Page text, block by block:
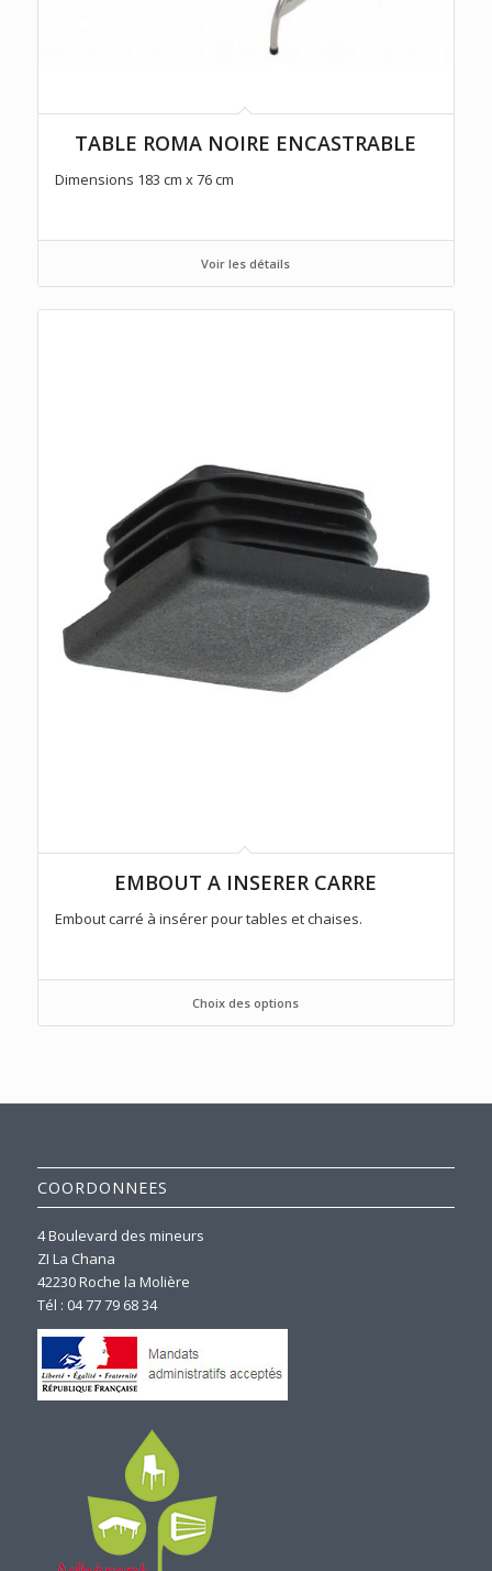
TABLE ROMA NOIRE ENCASTRABLE
Dimensions 183 cm x 76 cm
Voir les détails
EMBOUT A INSERER CARRE
Embout carré à insérer pour tables et chaises.
Choix des options
COORDONNEES
4 Boulevard des mineurs
ZI La Chana
42230 Roche la Molière
Tél : 04 77 79 68 34